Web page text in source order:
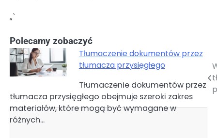
„`
Polecamy zobaczyć
Tłumaczenie dokumentów przez
tłumacza przysięgłego
Tłumaczenie dokumentów przez
tłumacza przysięgłego obejmuje szeroki zakres
materiałów, które mogą być wymagane w
różnych…
Nawigacja